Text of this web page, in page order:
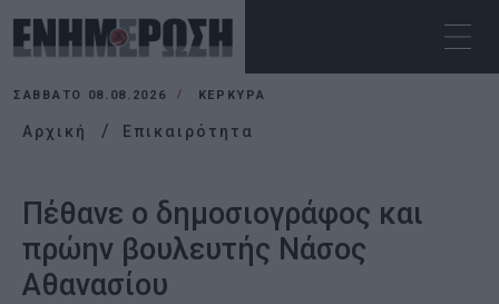
ΣΆΒΒΑΤΟ 08.08.2026 ΚΕΡΚΥΡΑ
Αρχική Επικαιρότητα
Πέθανε ο δημοσιογράφος και
πρώην βουλευτής Νάσος
Αθανασίου